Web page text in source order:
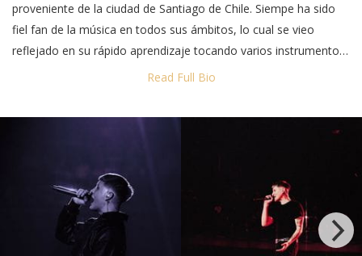
WEBELIVMAGNUS
proveniente de la ciudad de Santiago de Chile. Siempe ha sido
fiel fan de la música en todos sus ámbitos, lo cual se vieo
reflejado en su rápido aprendizaje tocando varios instrumentos.
llamado “Resonancia Etérea”. En el año 2020 inicia su carrera
como solista para adentrarse en el género urbano y hoy en día
El 15 de julio de 2022 lanzó su primer EP (Pa Los Satiros Vol 1)
en dónde dio a conocer su raíces musicales, luego lanzó su
Read Full Bio